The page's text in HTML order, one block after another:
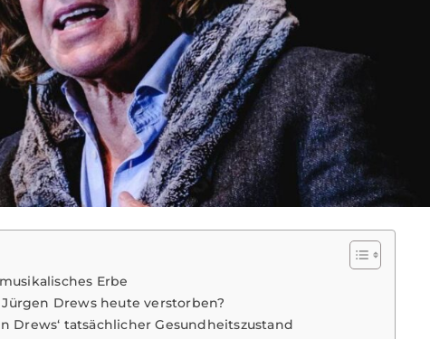
Erbe
Drews heute verstorben?
Drews‘ tatsächlicher Gesundheitszustand